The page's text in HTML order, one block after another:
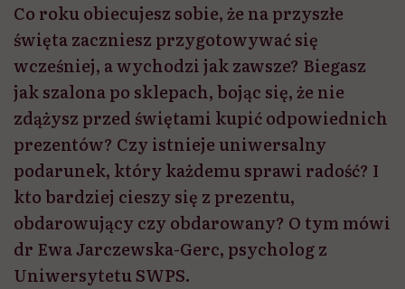
Co roku obiecujesz sobie, że na przyszłe
święta zaczniesz przygotowywać się
wcześniej, a wychodzi jak zawsze? Biegasz
jak szalona po sklepach, bojąc się, że nie
zdążysz przed świętami kupić odpowiednich
prezentów? Czy istnieje uniwersalny
podarunek, który każdemu sprawi radość? I
kto bardziej cieszy się z prezentu,
obdarowujący czy obdarowany? O tym mówi
dr Ewa Jarczewska-Gerc, psycholog z
Uniwersytetu SWPS.